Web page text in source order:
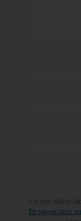
Ce site utilise
En savoir plus